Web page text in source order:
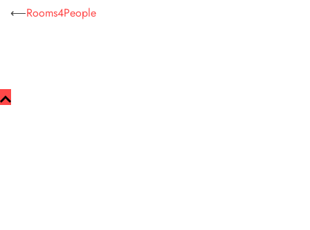
Beitragsnavigation
⟵Rooms4People